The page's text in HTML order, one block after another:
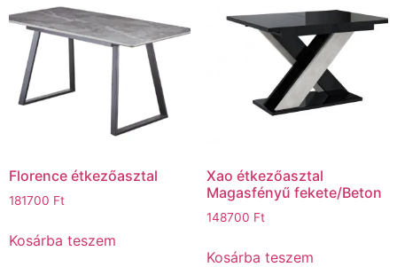
Florence étkezőasztal
181700 Ft
Kosárba teszem
Xao étkezőasztal
Magasfényű fekete/Beton
148700 Ft
Kosárba teszem